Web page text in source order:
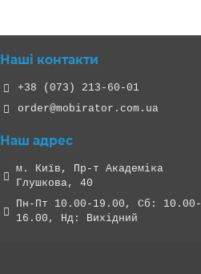
Наші контакти
+38 (073) 213-60-01
order@mobirator.com.ua
Наш адрес
м. Київ, Пр-т Академіка
Глушкова, 40
Пн-Пт 10.00-19.00, Cб: 10.00-
16.00, Нд: Вихідний